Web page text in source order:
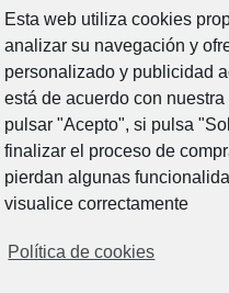
Esta web utiliza cookies
analizar su navegación y
personalizado y publicidad
está de acuerdo con
pulsar "Acepto", si pulsa
finalizar el proceso de
pierdan algunas
visualice correctamente
Política de cookies
Estado de Alarma-
Formacion
Junta Directiva
Noticias
Prevención de riesgos
Sin categoría